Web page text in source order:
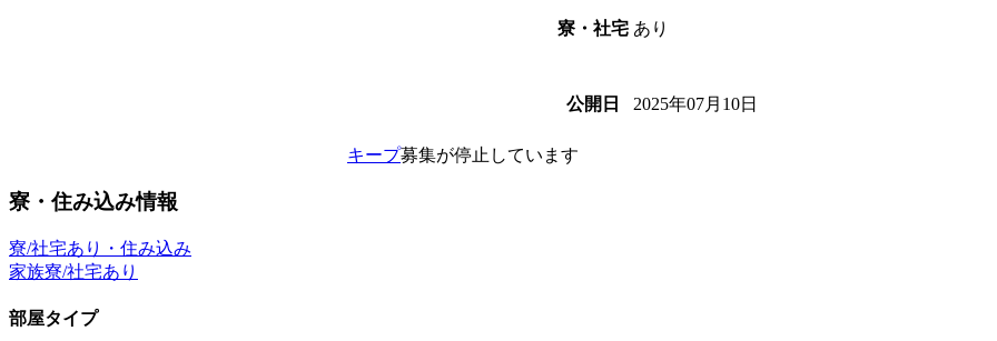
寮・社宅 あり
公開日 2025年07月10日
キープ募集が停止しています
寮・住み込み情報
寮/社宅あり・住み込み
家族寮/社宅あり
部屋タイプ